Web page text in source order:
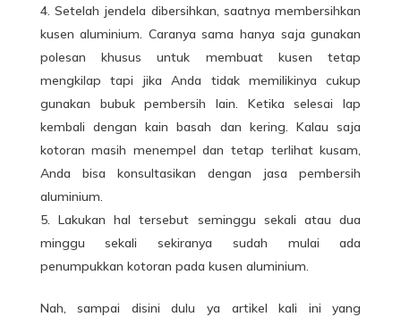
Setelah jendela dibersihkan, saatnya membersihkan
kusen aluminium. Caranya sama hanya saja gunakan
polesan khusus untuk membuat kusen tetap
mengkilap tapi jika Anda tidak memilikinya cukup
gunakan bubuk pembersih lain. Ketika selesai lap
kembali dengan kain basah dan kering. Kalau saja
kotoran masih menempel dan tetap terlihat kusam,
Anda bisa konsultasikan dengan jasa pembersih
aluminium.
Lakukan hal tersebut seminggu sekali atau dua
minggu sekali sekiranya sudah mulai ada
penumpukkan kotoran pada kusen aluminium.
Nah, sampai disini dulu ya artikel kali ini yang